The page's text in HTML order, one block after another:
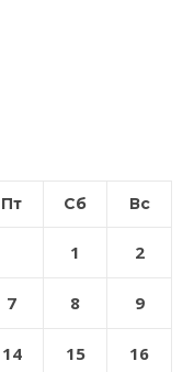
Пт Сб Вс
1 2
7 8 9
14 15 16